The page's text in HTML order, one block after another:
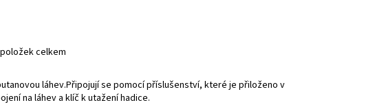
O
l
položek celkem
láhev.Připojují se pomocí příslušenství, které je přiloženo v
na láhev a klíč k utažení hadice.